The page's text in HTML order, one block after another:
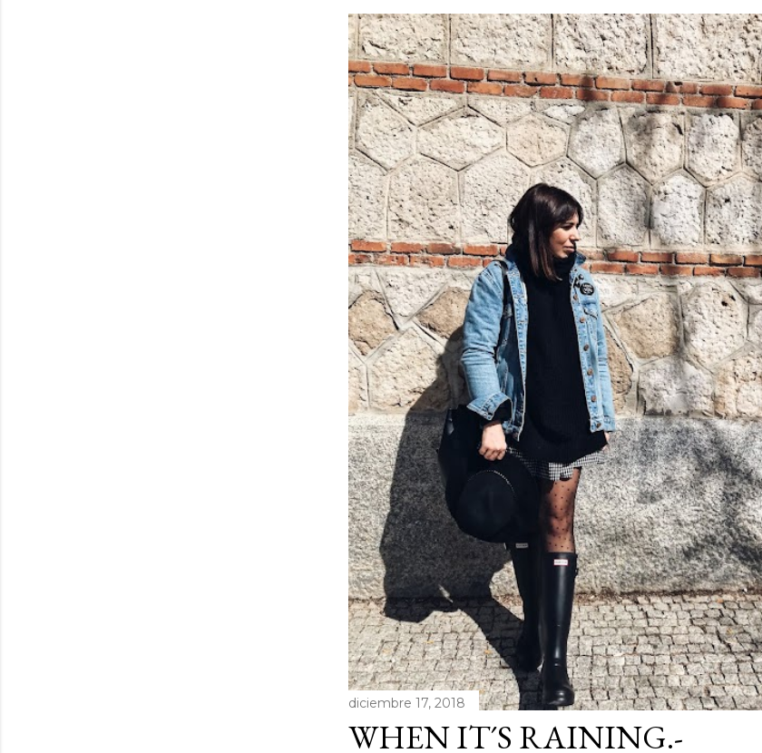
diciembre 17, 2018
WHEN IT´S RAINING.-